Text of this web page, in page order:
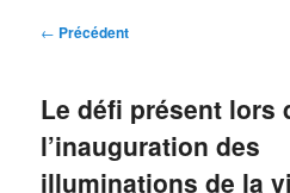
au
principal
au
secondaire
Navigation
← Précédent
Le défi présent lors
l’inauguration des
illuminations de la